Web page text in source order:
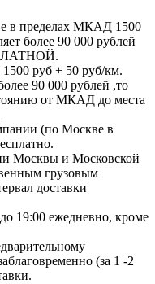
в пределах МКАД 1500
более 90 000 рублей
руб + 50 руб/км.
90 000 рублей ,то
от МКАД до места
(по Москве в
Москвы и Московской
грузовым
доставки
19:00 ежедневно, кроме
(за 1 -2